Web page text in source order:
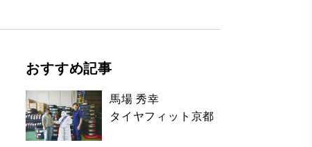
おすすめ記事
馬場 秀幸
タイヤフィット京都